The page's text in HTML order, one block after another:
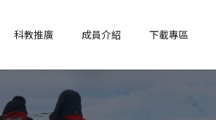
科教推廣 成員介紹 下載專區